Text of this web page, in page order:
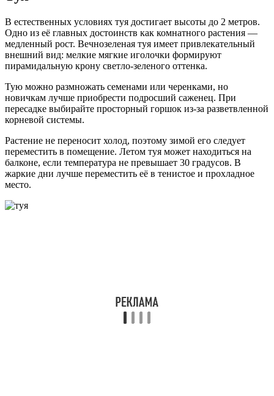
В естественных условиях туя достигает высоты до 2 метров.
Одно из её главных достоинств как комнатного растения —
медленный рост. Вечнозеленая туя имеет привлекательный
внешний вид: мелкие мягкие иголочки формируют
пирамидальную крону светло-зеленого оттенка.
Тую можно размножать семенами или черенками, но
новичкам лучше приобрести подросший саженец. При
пересадке выбирайте просторный горшок из-за разветвленной
корневой системы.
Растение не переносит холод, поэтому зимой его следует
переместить в помещение. Летом туя может находиться на
балконе, если температура не превышает 30 градусов. В
жаркие дни лучше переместить её в тенистое и прохладное
место.